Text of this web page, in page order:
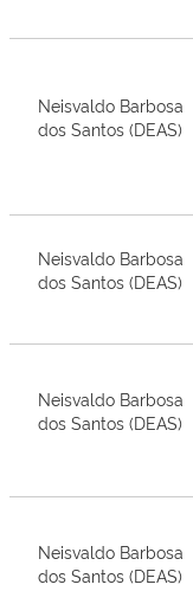
Neisvaldo Barbosa
dos Santos (DEAS)
Neisvaldo Barbosa
dos Santos (DEAS)
Neisvaldo Barbosa
dos Santos (DEAS)
Neisvaldo Barbosa
dos Santos (DEAS)